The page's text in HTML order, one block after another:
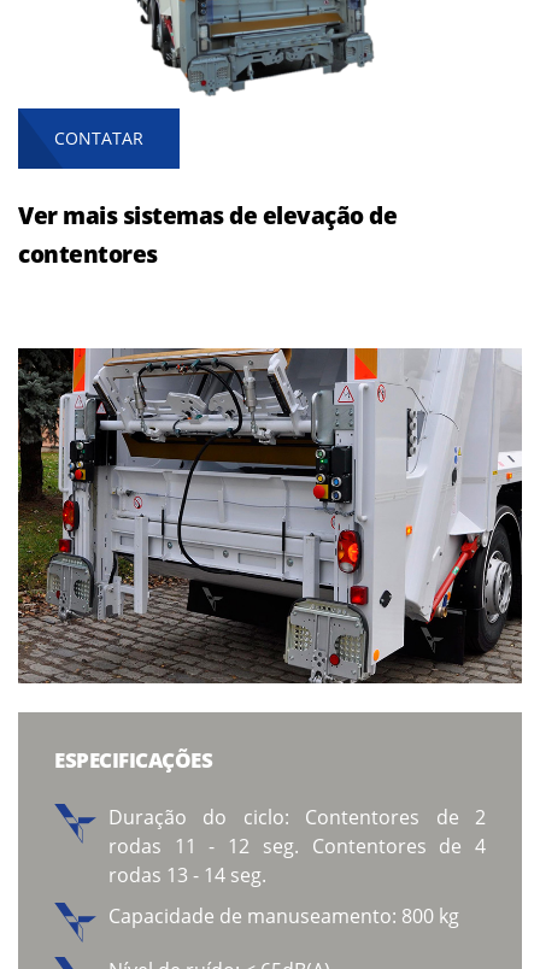
CONTATAR
Ver mais sistemas de elevação de
contentores
ESPECIFICAÇÕES
Duração do ciclo: Contentores de 2
rodas 11 - 12 seg. Contentores de 4
rodas 13 - 14 seg.
Capacidade de manuseamento: 800 kg